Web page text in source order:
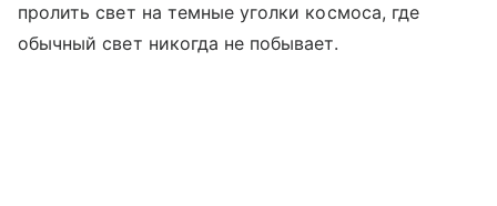
пролить свет на темные уголки космоса, где
обычный свет никогда не побывает.